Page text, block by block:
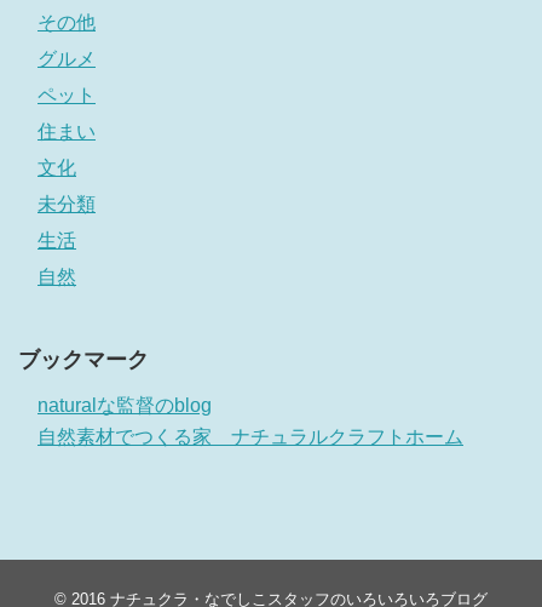
その他
グルメ
ペット
住まい
文化
未分類
生活
自然
ブックマーク
naturalな監督のblog
自然素材でつくる家 ナチュラルクラフトホーム
© 2016 ナチュクラ・なでしこスタッフのいろいろいろブログ